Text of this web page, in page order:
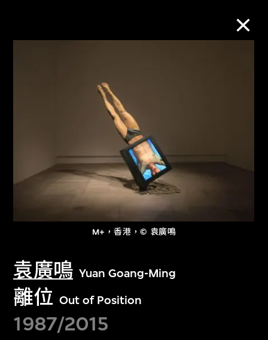
M+，香港，© 袁廣鳴
袁廣鳴 Yuan Goang-Ming
離位 Out of Position
1987/2015
進一步篩選
關於M+藏品
探索世界頂級的二十及二十一世紀視覺